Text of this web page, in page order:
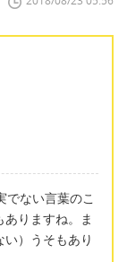
ない言葉のこ
りますね。ま
）うそもあり